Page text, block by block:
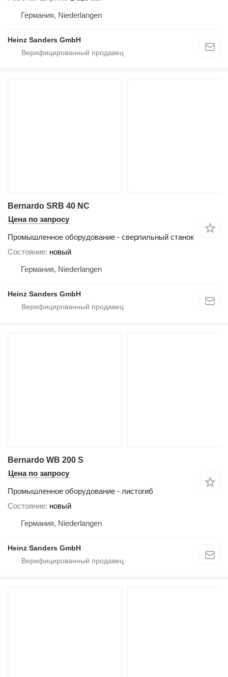
Германия, Niederlangen
Heinz Sanders GmbH
Bernardo SRB 40 NC
Цена по запросу
Промышленное оборудование - сверлильный станок
Состояние новый
Германия, Niederlangen
Heinz Sanders GmbH
Bernardo WB 200 S
Цена по запросу
Промышленное оборудование - листогиб
Состояние новый
Германия, Niederlangen
Heinz Sanders GmbH